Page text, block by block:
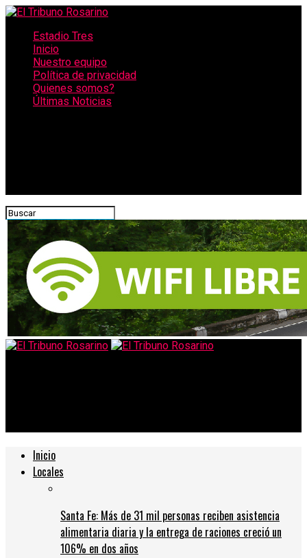
Estadio Tres
Inicio
Nuestro equipo
Política de privacidad
Quienes somos?
Últimas Noticias
Inicio
Locales
Santa Fe: Más de 31 mil personas reciben asistencia
alimentaria diaria y la entrega de raciones creció un
106% en dos años